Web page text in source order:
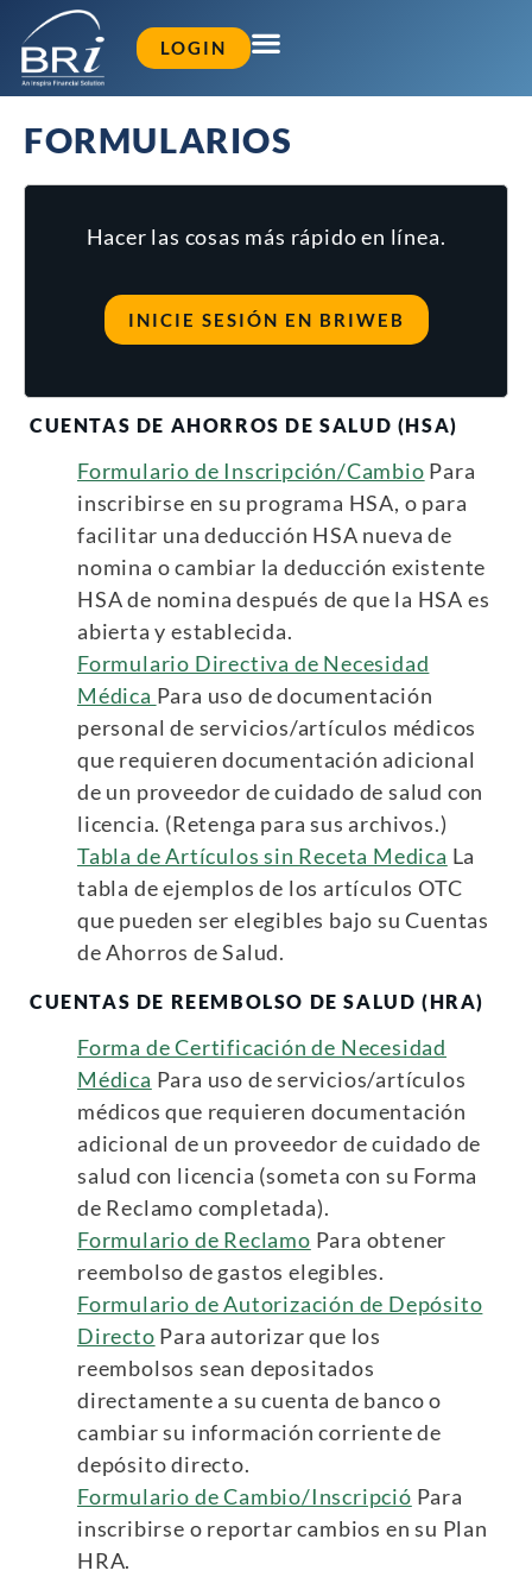
LOGIN
FORMULARIOS
Hacer las cosas más rápido en línea.
INICIE SESIÓN EN BRIWEB
CUENTAS DE AHORROS DE SALUD (HSA)
Formulario de Inscripción/Cambio Para
inscribirse en su programa HSA, o para
facilitar una deducción HSA nueva de
nomina o cambiar la deducción existente
HSA de nomina después de que la HSA es
abierta y establecida.
Formulario Directiva de Necesidad
Médica Para uso de documentación
personal de servicios/artículos médicos
que requieren documentación adicional
de un proveedor de cuidado de salud con
licencia. (Retenga para sus archivos.)
Tabla de Artículos sin Receta Medica La
tabla de ejemplos de los artículos OTC
que pueden ser elegibles bajo su Cuentas
de Ahorros de Salud.
CUENTAS DE REEMBOLSO DE SALUD (HRA)
Forma de Certificación de Necesidad
Médica Para uso de servicios/artículos
médicos que requieren documentación
adicional de un proveedor de cuidado de
salud con licencia (someta con su Forma
de Reclamo completada).
Formulario de Reclamo Para obtener
reembolso de gastos elegibles.
Formulario de Autorización de Depósito
Directo Para autorizar que los
reembolsos sean depositados
directamente a su cuenta de banco o
cambiar su información corriente de
depósito directo.
Formulario de Cambio/Inscripció Para
inscribirse o reportar cambios en su Plan
HRA.